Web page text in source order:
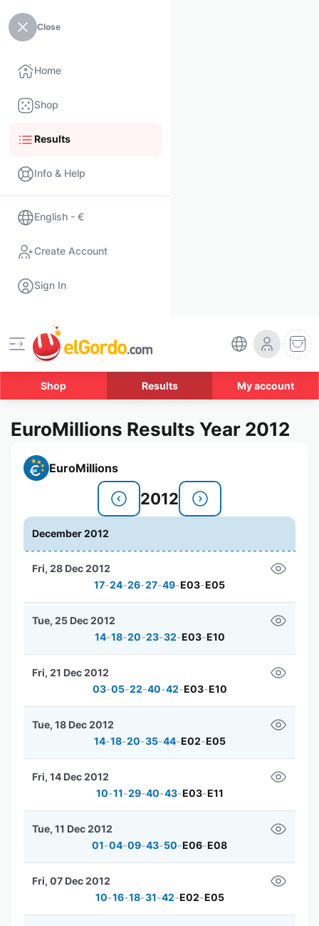
Close
Home
Shop
Results
Info & Help
English - €
Create Account
Sign In
Shop Results My account
EuroMillions Results Year 2012
EuroMillions
2012
December 2012
17-24-26-27-49-E03-E05
Fri, 28 Dec 2012
14-18-20-23-32-E03-E10
Tue, 25 Dec 2012
03-05-22-40-42-E03-E10
Fri, 21 Dec 2012
14-18-20-35-44-E02-E05
Tue, 18 Dec 2012
10-11-29-40-43-E03-E11
Fri, 14 Dec 2012
01-04-09-43-50-E06-E08
Tue, 11 Dec 2012
10-16-18-31-42-E02-E05
Fri, 07 Dec 2012